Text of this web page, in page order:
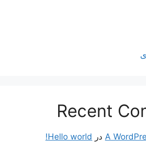
Recent
A در Hello world!